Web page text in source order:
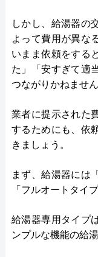
しかし、給湯器の
よって費用が異な
いまま依頼をする
た」「安すぎて適
つながりかねません
業者に提示された
するためにも、依
きましょう。
まず、給湯器には
「フルオートタイ
給湯器専用タイプ
ンプルな機能の給